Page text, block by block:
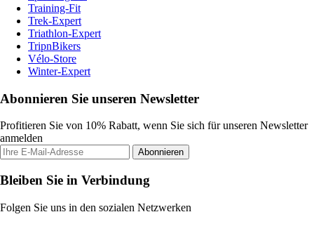
Training-Fit
Trek-Expert
Triathlon-Expert
TripnBikers
Vélo-Store
Winter-Expert
Abonnieren Sie unseren Newsletter
Profitieren Sie von 10% Rabatt, wenn Sie sich für unseren Newsletter
anmelden
Abonnieren
Bleiben Sie in Verbindung
Folgen Sie uns in den sozialen Netzwerken